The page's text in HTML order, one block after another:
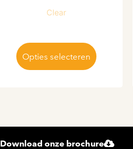
Clear
Opties selecteren
Download onze brochure